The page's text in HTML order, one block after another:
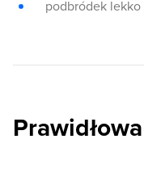
podbródek lekko